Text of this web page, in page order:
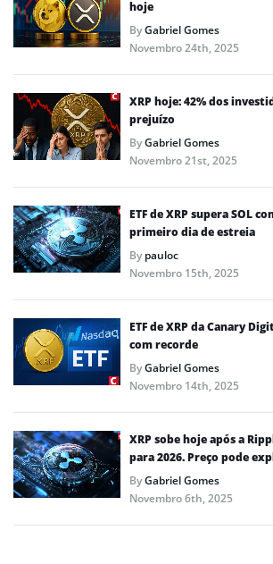
hoje
ByGabriel Gomes
Novembro 24th, 2025
XRP hoje: 42% dos
prejuízo
ByGabriel Gomes
Novembro 21st, 2025
ETF de XRP supera SOL
primeiro dia de estreia
Bypauloc
Novembro 15th, 2025
ETF de XRP da Canary
com recorde
ByGabriel Gomes
Novembro 14th, 2025
XRP sobe hoje após a
para 2026. Preço pode
ByGabriel Gomes
Novembro 6th, 2025